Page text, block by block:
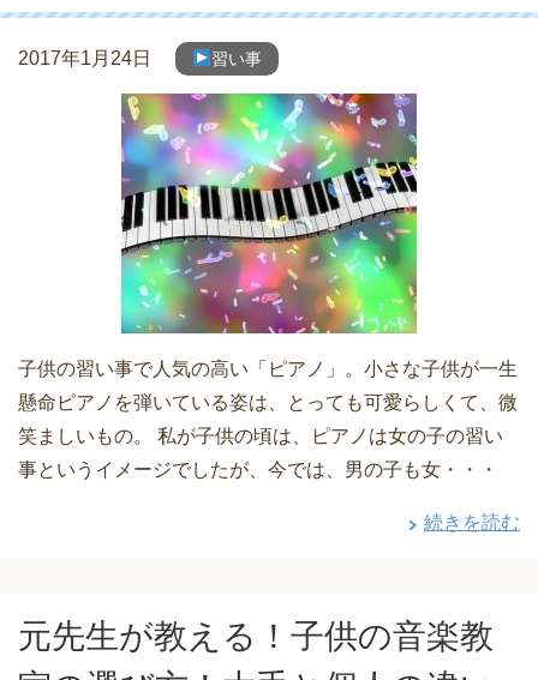
2017年1月24日 習い事
子供の習い事で人気の高い「ピアノ」。小さな子供が一生
懸命ピアノを弾いている姿は、とっても可愛らしくて、微
笑ましいもの。 私が子供の頃は、ピアノは女の子の習い
事というイメージでしたが、今では、男の子も女・・・
続きを読む
元先生が教える！子供の音楽教